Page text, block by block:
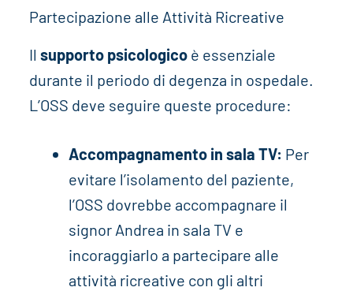
Partecipazione alle Attività Ricreative
Il supporto psicologicoè essenziale
durante il periodo di degenza in ospedale.
L’OSS deve seguire queste procedure:
Accompagnamento in sala TV: Per
evitare l’isolamento del paziente,
l’OSS dovrebbe accompagnare il
signor Andrea in sala TV e
incoraggiarlo a partecipare alle
attività ricreative con gli altri